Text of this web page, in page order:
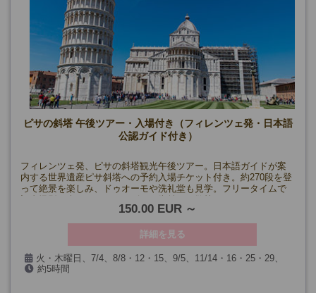
ピサの斜塔 午後ツアー・入場付き（フィレンツェ発・日本語
公認ガイド付き）
フィレンツェ発、ピサの斜塔観光午後ツアー。日本語ガイドが案
内する世界遺産ピサ斜塔への予約入場チケット付き。約270段を登
って絶景を楽しみ、ドゥオーモや洗礼堂も見学。フリータイムで
150.00 EUR
詳細を見る
火・木曜日、7/4、8/8・12・15、9/5、11/14・16・25・29、
12/19・20・26・30、1/1、2/13・14・20・21、3/13・14・20・
約5時間